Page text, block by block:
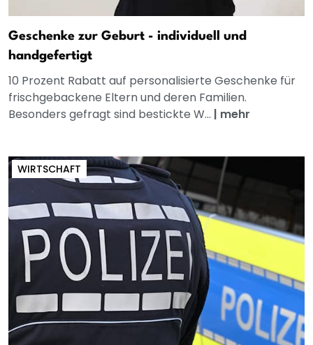
Geschenke zur Geburt - individuell und
handgefertigt
10 Prozent Rabatt auf personalisierte Geschenke für
frischgebackene Eltern und deren Familien.
Besonders gefragt sind bestickte W... | mehr
WIRTSCHAFT